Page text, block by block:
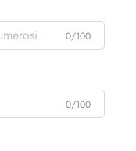
0/100
0/100